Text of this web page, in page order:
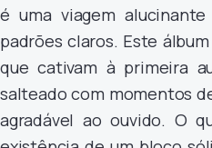
é uma viagem
padrões claros. Este
que cativam à primeira
salteado com momentos
agradável ao ouvido. O